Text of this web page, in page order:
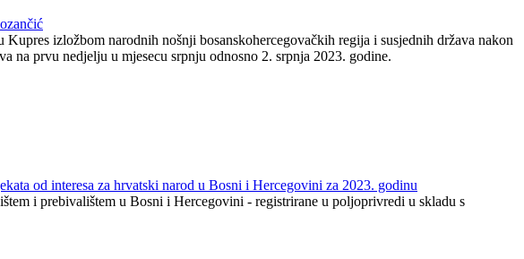
izložbom narodnih nošnji bosanskohercegovačkih regija i susjednih država nakon
na prvu nedjelju u mjesecu srpnju odnosno 2. srpnja 2023. godine.
od interesa za hrvatski narod u Bosni i Hercegovini za 2023. godinu
i prebivalištem u Bosni i Hercegovini - registrirane u poljoprivredi u skladu s